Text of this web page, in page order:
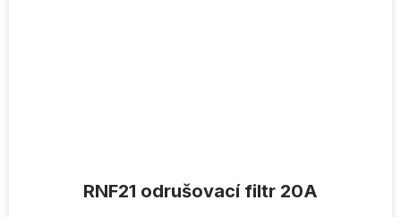
RNF21 odrušovací filtr 20A